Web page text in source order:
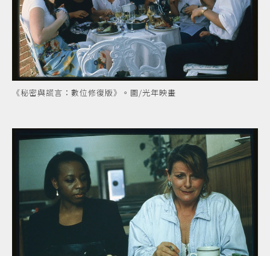
《秘密與謊言：數位修復版》。圖/光年映畫